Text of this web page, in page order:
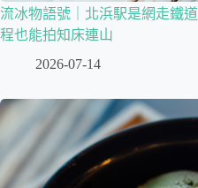
流冰物語號｜北浜駅是網走鐵
程也能拍知床連山
2026-07-14